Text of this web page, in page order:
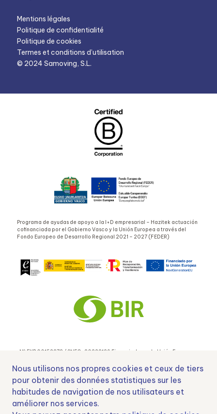
Mentions légales
Politique de confidentialité
Politique de cookies
Termes et conditions d’utilisation
© 2024 Samoving, S.L.
Programa de ayudas de apoyo a la I+D empresarial – Hazitek actuación
cofinanciada por el Gobierno Vasco y la Unión Europea a través del
Fondo Europeo de Desarrollo Regional 2021 – 2027 (FEDER)
Nº EXP 00152378 / SNEO-20222129 Financiado por la Unión Europea –
Nous utilisons nos propres cookies et ceux de tiers
pour obtenir des données statistiques sur les
habitudes de navigation de nos utilisateurs et
améliorer nos services.